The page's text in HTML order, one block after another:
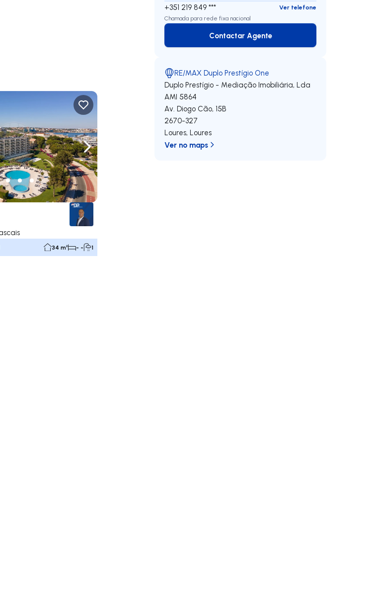
esquerda Navegação para a direita
34 m² - - 1
+351 219 849 ***
Ver telefone
Chamada para rede fixa nacional
Contactar Agente
Contactar Agente
RE/MAX Duplo Prestígio One
Duplo Prestígio - Mediação Imobiliária, Lda
AMI 5864
Av. Diogo Cão, 15B
2670-327
Loures,Loures
Ver no maps